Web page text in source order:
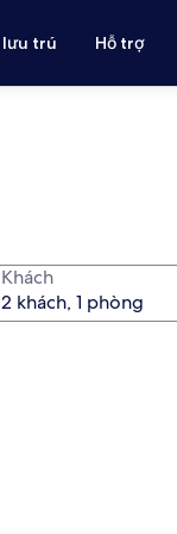
trú Hỗ trợ
Khách